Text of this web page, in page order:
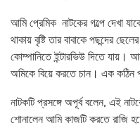
আমি প্রেমিক নাটকের গল্পে দেখা
থাকায় বৃষ্টি তার বাবাকে পছন্দের
কোম্পানিতে ইন্টারভিউ দিতে যায়।
অমিকে বিয়ে করতে চান। এক কঠিন
নাটকটি প্রসঙ্গে অপূর্ব বলেন, এই
শোনালেন আমি কাজটি করতে রাজি